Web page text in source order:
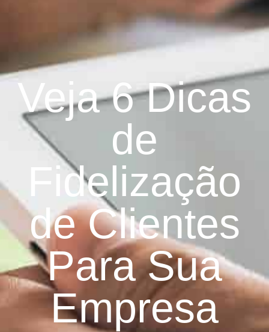
Veja 6 Dicas
de
Fidelização
de Clientes
Para Sua
Empresa